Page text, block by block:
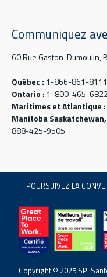
Communiquez
60 Rue Gaston-Dumoulin,
Québec : 1-866-861-8111
Ontario : 1-800-465-
Maritimes et Atlantique :
Manitoba
888-425-9505
POURSUIVEZ LA
Copyright © 2025 SPI